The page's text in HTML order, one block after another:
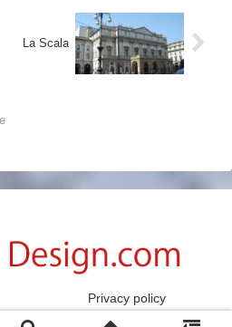
La Scala
Privacy policy